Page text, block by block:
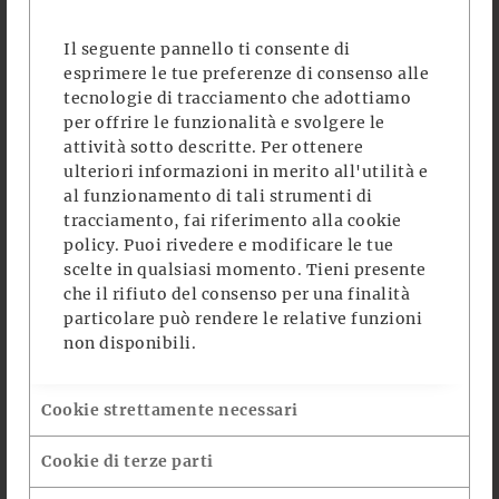
Il seguente pannello ti consente di
esprimere le tue preferenze di consenso alle
tecnologie di tracciamento che adottiamo
per offrire le funzionalità e svolgere le
attività sotto descritte. Per ottenere
ulteriori informazioni in merito all'utilità e
al funzionamento di tali strumenti di
tracciamento, fai riferimento alla cookie
policy. Puoi rivedere e modificare le tue
scelte in qualsiasi momento. Tieni presente
che il rifiuto del consenso per una finalità
particolare può rendere le relative funzioni
non disponibili.
Cookie strettamente necessari
Cookie di terze parti
“Individuazione delle modalità semplificate
per l’informativa e l’acquisizione del
consenso per l’uso dei cookie – 8 maggio
2014 ) ricomprende anche:
i “cookie analytics” laddove utilizzati
direttamente dal gestore del sito per
raccogliere informazioni, in forma
aggregata, sul numero degli utenti e su come
questi visitano il sito stesso,
i cookie di navigazione o di sessione (per
autenticarsi, per realizzare un acquisto,
i cookie di funzionalità, che permettono
all’utente la navigazione in funzione di una
serie di criteri selezionati (ad esempio, la